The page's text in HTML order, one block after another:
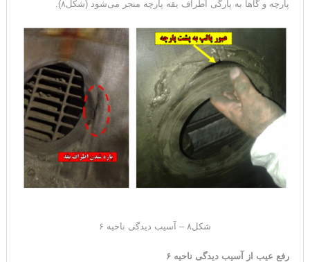
پارچه و گاهاً به پارگی اطراف یقه پارچه منجر می‌شود (شکل۸).
شکل۸ – آسیب دیدگی ناحیه ۶
رفع عیب از آسیب دیدگی ناحیه ۶